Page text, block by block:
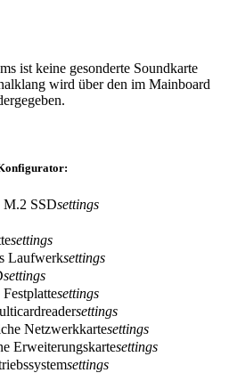
ist keine gesonderte Soundkarte
wird über den im Mainboard
M.2 SSDsettings
settings
Laufwerksettings
settings
settings
settings
Netzwerkkartesettings
Erweiterungskartesettings
settings